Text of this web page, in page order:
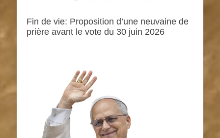
Fin de vie: Proposition d’une neuvaine de
prière avant le vote du 30 juin 2026